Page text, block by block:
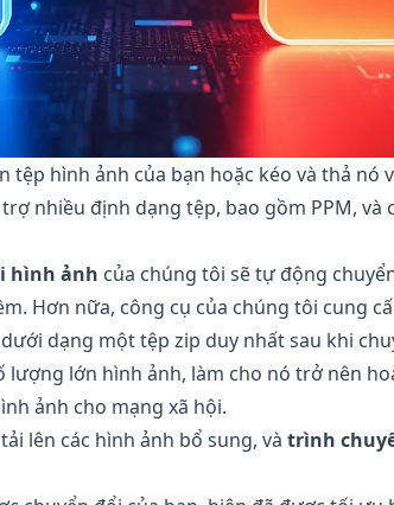
hình ảnh của bạn hoặc kéo và thả nó
nhiều định dạng tệp, bao gồm PPM, và
hình ảnh của chúng tôi sẽ tự động
Hơn nữa, công cụ của chúng tôi cung
dạng một tệp zip duy nhất sau khi
lớn hình ảnh, làm cho nó trở nên
ảnh cho mạng xã hội.
lên các hình ảnh bổ sung, và trình